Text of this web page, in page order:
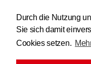
Durch die Nutzung
Sie sich damit
Cookies setzen.
Tel. 0039 / 0473 / 61
info@​stuhl.​it